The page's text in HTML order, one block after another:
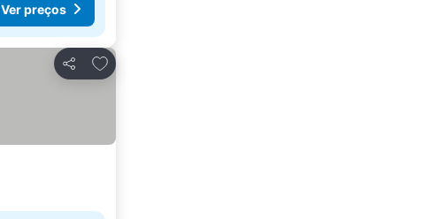
Ver preços
Partilhar
Adicionar aos favoritos